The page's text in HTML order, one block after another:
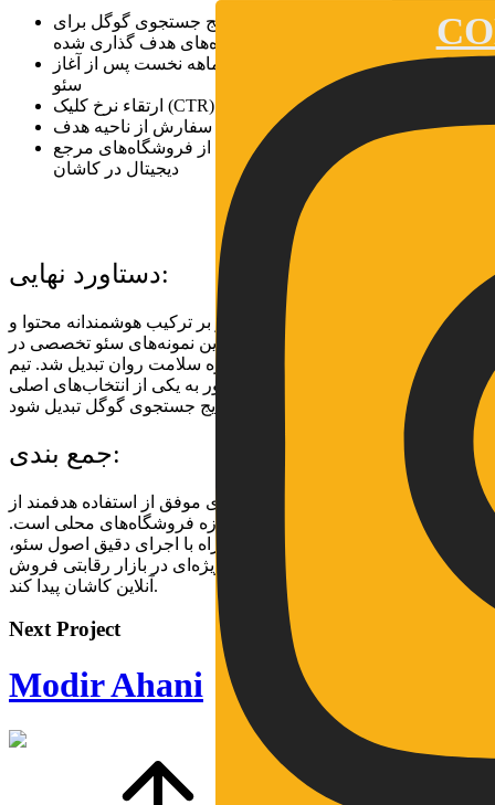
افزایش چشمگیر رتبه سایت در نتایج جستجوی گوگل برای
کلیدواژه‌های هدف‌ گذاری‌ شده
رشد پایدار بازدید ارگانیک در بازه سه‌ماهه نخست پس از آغاز
سئو
ارتقاء نرخ کلیک (CTR) و کاهش نرخ پرش از صفحات اصلی
افزایش تعامل کاربران محلی و ثبت سفارش از ناحیه هدف
تثبیت سیتی‌ مهر به‌ عنوان یکی از فروشگاه‌های مرجع
دیجیتال در کاشان
دستاورد نهایی:
پروژه سئو کلینیک وفور، با تمرکز بر ترکیب هوشمندانه محتوا و
تکنیک‌های فنی، به یکی از موفق‌ترین نمونه‌های سئو تخصصی در
حوزه سلامت روان تبدیل شد. تیم VU نه تنها جایگاه آنلاین این برند
را تثبیت کرد، بلکه باعث شد که وفور به یکی از انتخاب‌های اصلی
جمع‌ بندی:
پروژه سئوی سیتی‌مهر نمونه‌ای موفق از استفاده هدفمند از
ابزارهای تحلیل و بهینه‌سازی در حوزه فروشگاه‌های محلی است.
تمرکز بر مخاطب منطقه‌ای، همراه با اجرای دقیق اصول سئو،
موجب شد تا برند سیتی‌مهر جایگاه ویژه‌ای در بازار رقابتی فروش
آنلاین کاشان پیدا کند.
Next Project
Modir Ahani